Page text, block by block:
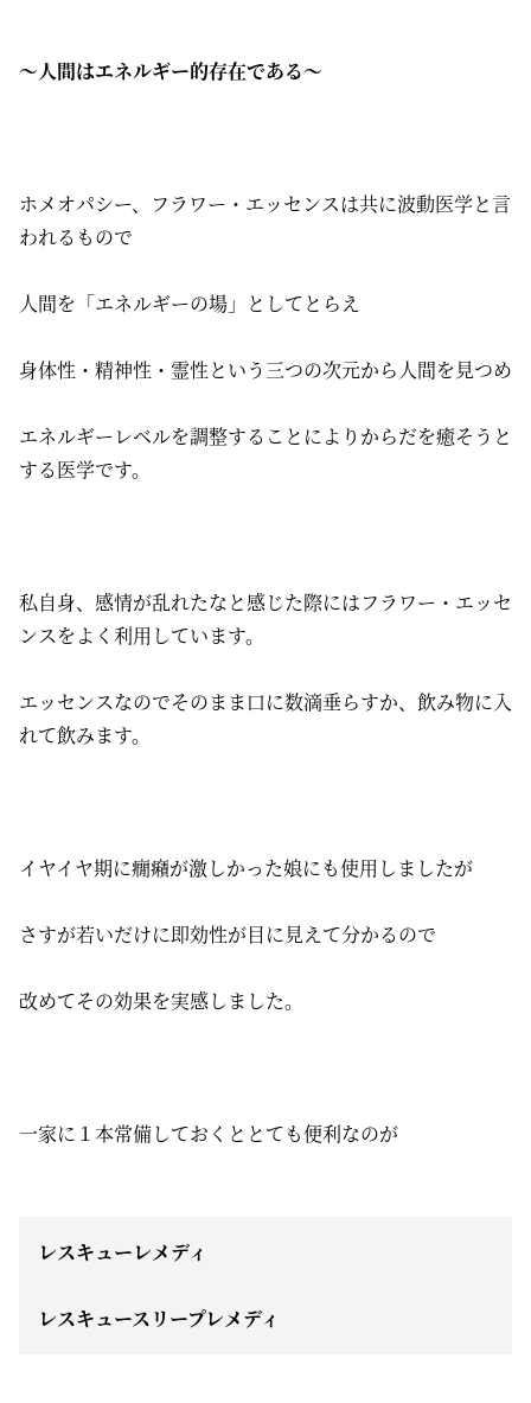
〜人間はエネルギー的存在である〜
ホメオパシー、フラワー・エッセンスは共に波動医学と言
われるもので
人間を「エネルギーの場」としてとらえ
身体性・精神性・霊性という三つの次元から人間を見つめ
エネルギーレベルを調整することによりからだを癒そうと
する医学です。
私自身、感情が乱れたなと感じた際にはフラワー・エッセ
ンスをよく利用しています。
エッセンスなのでそのまま口に数滴垂らすか、飲み物に入
れて飲みます。
イヤイヤ期に癇癪が激しかった娘にも使用しましたが
さすが若いだけに即効性が目に見えて分かるので
改めてその効果を実感しました。
一家に１本常備しておくととても便利なのが
レスキューレメディ
レスキュースリープレメディ